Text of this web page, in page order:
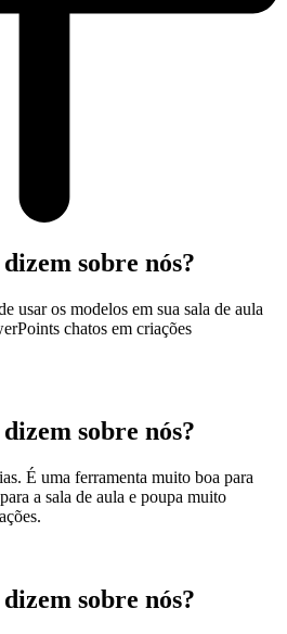
sobre nós?
usar os modelos em sua sala de aula
chatos em criações
sobre nós?
É uma ferramenta muito boa para
a sala de aula e poupa muito
sobre nós?